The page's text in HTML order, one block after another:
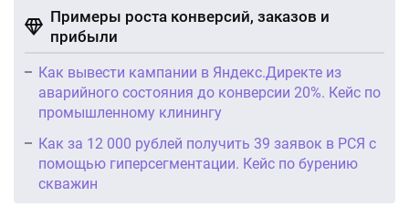
Примеры роста конверсий, заказов и
прибыли
Как вывести кампании в Яндекс.Директе из
аварийного состояния до конверсии 20%. Кейс по
промышленному клинингу
Как за 12 000 рублей получить 39 заявок в РСЯ с
помощью гиперсегментации. Кейс по бурению
скважин